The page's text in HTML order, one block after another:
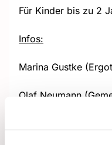
Für Kinder bis zu 2
Infos:
Marina Gustke
Olaf Neumann
0151/53510827 +